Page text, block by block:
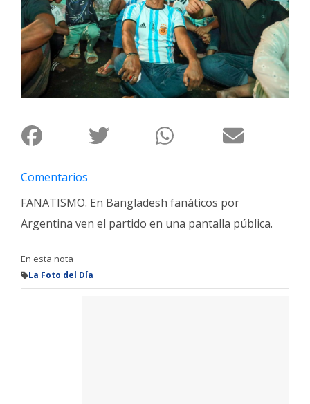
Gastronomía
Salud
Interés
General
Ciudad
Arte
Espectáculos
Policiales
Cartelera
Fotos
Comentarios
FANATISMO. En Bangladesh fanáticos por
Argentina ven el partido en una pantalla pública.
En esta nota
La Foto del Día